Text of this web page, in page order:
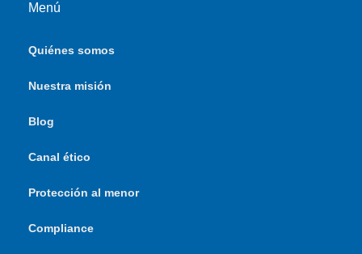
Menú
Quiénes somos
Nuestra misión
Blog
Canal ético
Protección al menor
Compliance